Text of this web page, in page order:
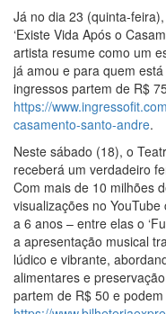
Já no dia 23 (quinta-
‘Existe Vida Após o
artista resume como um
já amou e para quem
ingressos partem de R$
https://
casamento-santo-andre.
Neste sábado (18), o
receberá um verdadeiro
Com mais de 10 milhões
visualizações no
a 6 anos – entre elas o
a apresentação musical
lúdico e vibrante,
alimentares e
partem de R$ 50 e